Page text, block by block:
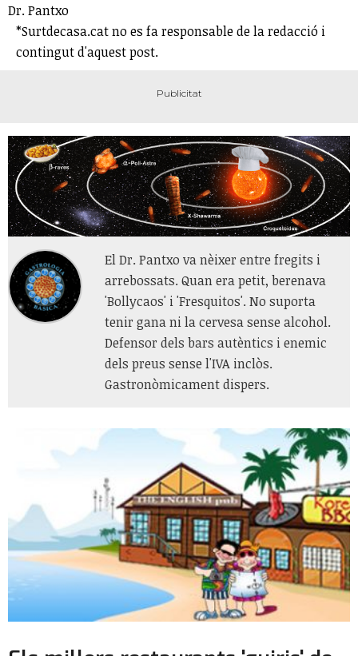
Dr. Pantxo
*Surtdecasa.cat no es fa responsable de la redacció i
contingut d'aquest post.
El Dr. Pantxo va nèixer entre fregits i
arrebossats. Quan era petit, berenava
'Bollycaos' i 'Fresquitos'. No suporta
tenir gana ni la cervesa sense alcohol.
Defensor dels bars autèntics i enemic
dels preus sense l'IVA inclòs.
Gastronòmicament dispers.